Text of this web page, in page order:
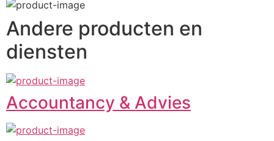
Andere producten en
diensten
Accountancy & Advies